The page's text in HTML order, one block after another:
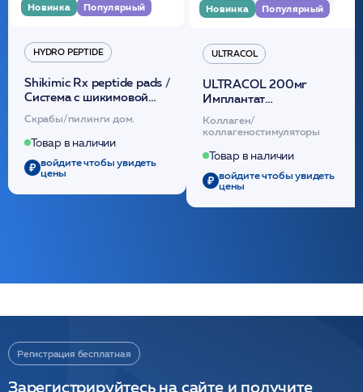
Новинка Популярный
HYDRO PEPTIDE
Shikimic Rx peptide pads /
Cистема с шикимовой
кислотой обновляющая
(30шт) /HP
Скрабы/пилинги дом.
Товар в наличии
войдите чтобы увидеть
цены
Новинка Популярный
ULTRACOL
ULTRACOL 200мг
Имплантат
внутридермальный,
стерильный на основе
полидиоксанона
/ULTRACOL
Коллаген/
коллагеностимуляторы
Товар в наличии
войдите чтобы увидеть
цены
Регистрация бесплатная
Зарегистрируйтесь на сайте и получите